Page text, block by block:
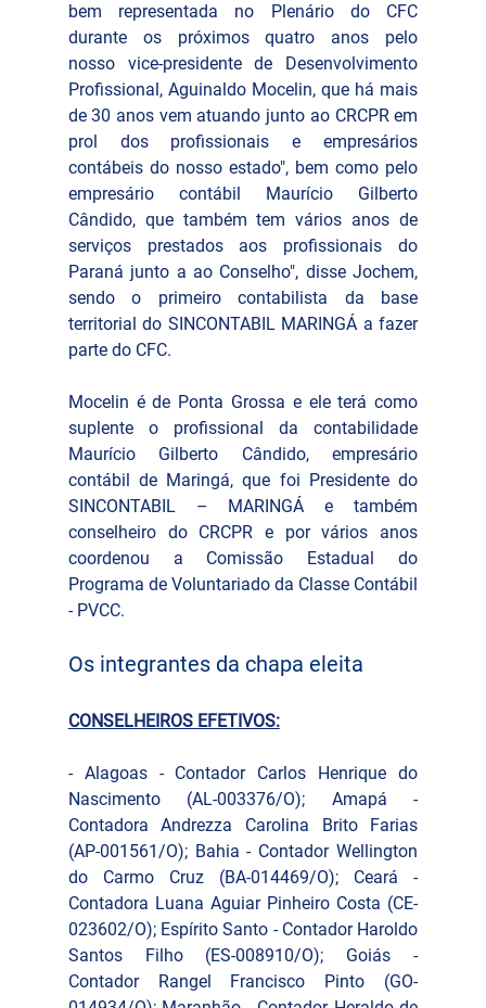
bem representada no Plenário do CFC
durante os próximos quatro anos pelo
nosso vice-presidente de Desenvolvimento
Profissional, Aguinaldo Mocelin, que há mais
de 30 anos vem atuando junto ao CRCPR em
prol dos profissionais e empresários
contábeis do nosso estado", bem como pelo
empresário contábil Maurício Gilberto
Cândido, que também tem vários anos de
serviços prestados aos profissionais do
Paraná junto a ao Conselho", disse Jochem,
sendo o primeiro contabilista da base
territorial do SINCONTABIL MARINGÁ a fazer
parte do CFC.
Mocelin é de Ponta Grossa e ele terá como
suplente o profissional da contabilidade
Maurício Gilberto Cândido, empresário
contábil de Maringá, que foi Presidente do
SINCONTABIL – MARINGÁ e também
conselheiro do CRCPR e por vários anos
coordenou a Comissão Estadual do
Programa de Voluntariado da Classe Contábil
- PVCC.
Os integrantes da chapa eleita
CONSELHEIROS EFETIVOS:
- Alagoas - Contador Carlos Henrique do
Nascimento (AL-003376/O); Amapá -
Contadora Andrezza Carolina Brito Farias
(AP-001561/O); Bahia - Contador Wellington
do Carmo Cruz (BA-014469/O); Ceará -
Contadora Luana Aguiar Pinheiro Costa (CE-
023602/O); Espírito Santo - Contador Haroldo
Santos Filho (ES-008910/O); Goiás -
Contador Rangel Francisco Pinto (GO-